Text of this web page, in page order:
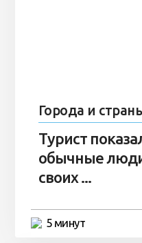
Города и
Турист
обычные
своих ...
5 минут